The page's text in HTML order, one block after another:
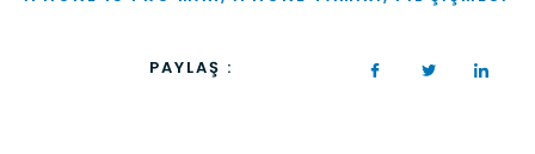
PAYLAŞ :